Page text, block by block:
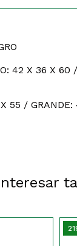
42 X 36 X 60
55 /